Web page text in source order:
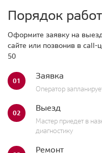
Порядок
Оформите заявку на
сайте или позвонив в call-
50
01 Заявка
Оператор
02 Выезд
Мастер приедет в
диагностику
Ремонт